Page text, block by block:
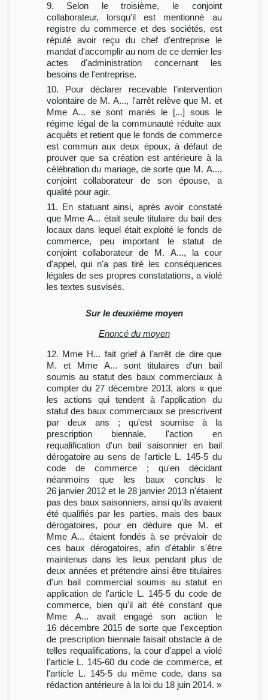
9. Selon le troisième, le conjoint
collaborateur, lorsqu'il est mentionné au
registre du commerce et des sociétés, est
réputé avoir reçu du chef d'entreprise le
mandat d'accomplir au nom de ce dernier les
actes d'administration concernant les
besoins de l'entreprise.
10. Pour déclarer recevable l'intervention
volontaire de M. A..., l'arrêt relève que M. et
Mme A... se sont mariés le [...] sous le
régime légal de la communauté réduite aux
acquêts et retient que le fonds de commerce
est commun aux deux époux, à défaut de
prouver que sa création est antérieure à la
célébration du mariage, de sorte que M. A...,
conjoint collaborateur de son épouse, a
qualité pour agir.
11. En statuant ainsi, après avoir constaté
que Mme A... était seule titulaire du bail des
locaux dans lequel était exploité le fonds de
commerce, peu important le statut de
conjoint collaborateur de M. A..., la cour
d'appel, qui n'a pas tiré les conséquences
légales de ses propres constatations, a violé
les textes susvisés.
Sur le deuxième moyen
Enoncé du moyen
12. Mme H... fait grief à l'arrêt de dire que
M. et Mme A... sont titulaires d'un bail
soumis au statut des baux commerciaux à
compter du 27 décembre 2013, alors « que
les actions qui tendent à l'application du
statut des baux commerciaux se prescrivent
par deux ans ; qu'est soumise à la
prescription biennale, l'action en
requalification d'un bail saisonnier en bail
dérogatoire au sens de l'article L. 145-5 du
code de commerce ; qu'en décidant
néanmoins que les baux conclus le
26 janvier 2012 et le 28 janvier 2013 n'étaient
pas des baux saisonniers, ainsi qu'ils avaient
été qualifiés par les parties, mais des baux
dérogatoires, pour en déduire que M. et
Mme A... étaient fondés à se prévaloir de
ces baux dérogatoires, afin d'établir s'être
maintenus dans les lieux pendant plus de
deux années et prétendre ainsi être titulaires
d'un bail commercial soumis au statut en
application de l'article L. 145-5 du code de
commerce, bien qu'il ait été constant que
Mme A... avait engagé son action le
16 décembre 2015 de sorte que l'exception
de prescription biennale faisait obstacle à de
telles requalifications, la cour d'appel a violé
l'article L. 145-60 du code de commerce, et
l'article L. 145-5 du même code, dans sa
rédaction antérieure à la loi du 18 juin 2014. »